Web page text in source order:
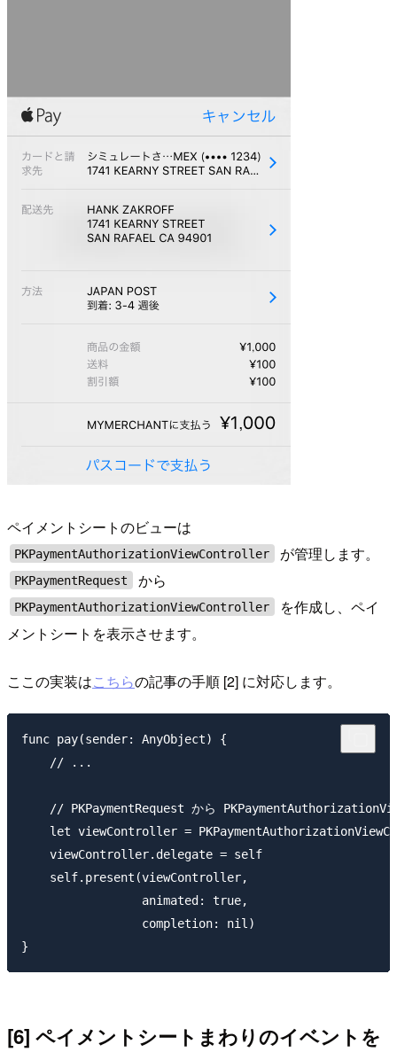
ペイメントシートのビューは
PKPaymentAuthorizationViewController が管理します。
PKPaymentRequest から
PKPaymentAuthorizationViewController
を作成し、ペイ
メントシートを表示させます。
ここの実装はこちらの記事の手順 [2] に対応します。
func pay(sender: AnyObject) {
    // ...
// PKPaymentRequest から
let viewController =
    viewController.delegate = self
    self.present(viewController,
                 animated: true,
                 completion: nil)
[6] ペイメントシートまわりのイベントを